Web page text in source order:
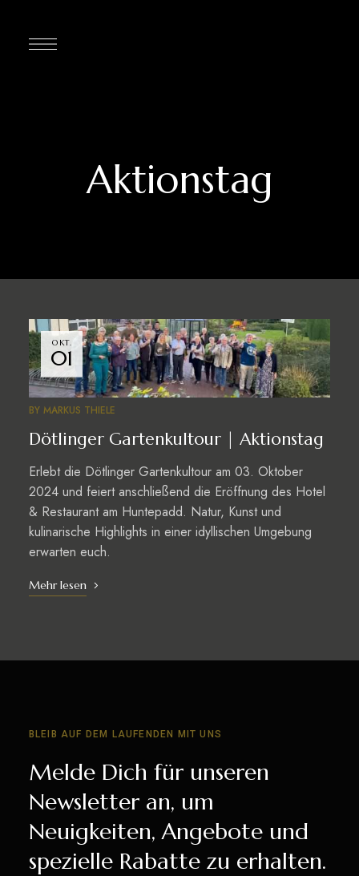
Aktionstag
OKT.
01
BY MARKUS THIELE
Dötlinger Gartenkultour | Aktionstag
Erlebt die Dötlinger Gartenkultour am 03. Oktober
2024 und feiert anschließend die Eröffnung des Hotel
& Restaurant am Huntepadd. Natur, Kunst und
kulinarische Highlights in einer idyllischen Umgebung
erwarten euch.
Mehr lesen
BLEIB AUF DEM LAUFENDEN MIT UNS
Melde Dich für unseren
Newsletter an, um
Neuigkeiten, Angebote und
spezielle Rabatte zu erhalten.